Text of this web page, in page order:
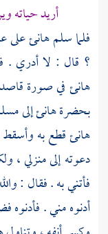
أريد حياته
فلما سلمهانئعلى
؟ قال : لا أدري .
هانئفي صورة
بحضرةهانئإلى
هانئقطع به وأسقط
دعوته إلى منزلي ،
فأتني به . فقال :
أدنوه مني .